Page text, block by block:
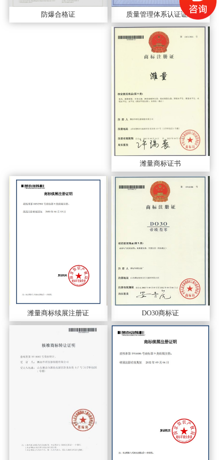
防爆合格证 质量管理体系认证证书
潍量商标证书
潍量商标续展注册证 DO30商标证